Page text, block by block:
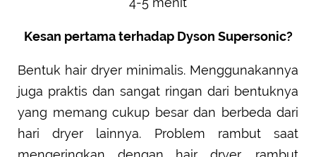
Kesan pertama terhadap Dyson Supersonic?
Bentuk hair dryer minimalis. Menggunakannya
juga praktis dan sangat ringan dari bentuknya
yang memang cukup besar dan berbeda dari
hari dryer lainnya. Problem rambut saat